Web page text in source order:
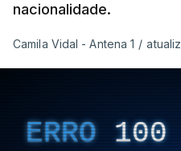
nacionalidade.
Camila Vidal - Antena 1 /
ERRO 100